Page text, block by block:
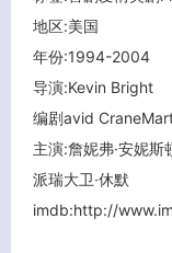
地区:美国
年份:1994-2004
导演:Kevin Bright
编剧avid
主演:詹妮弗·安妮斯
派瑞大卫·休默
imdb:http://